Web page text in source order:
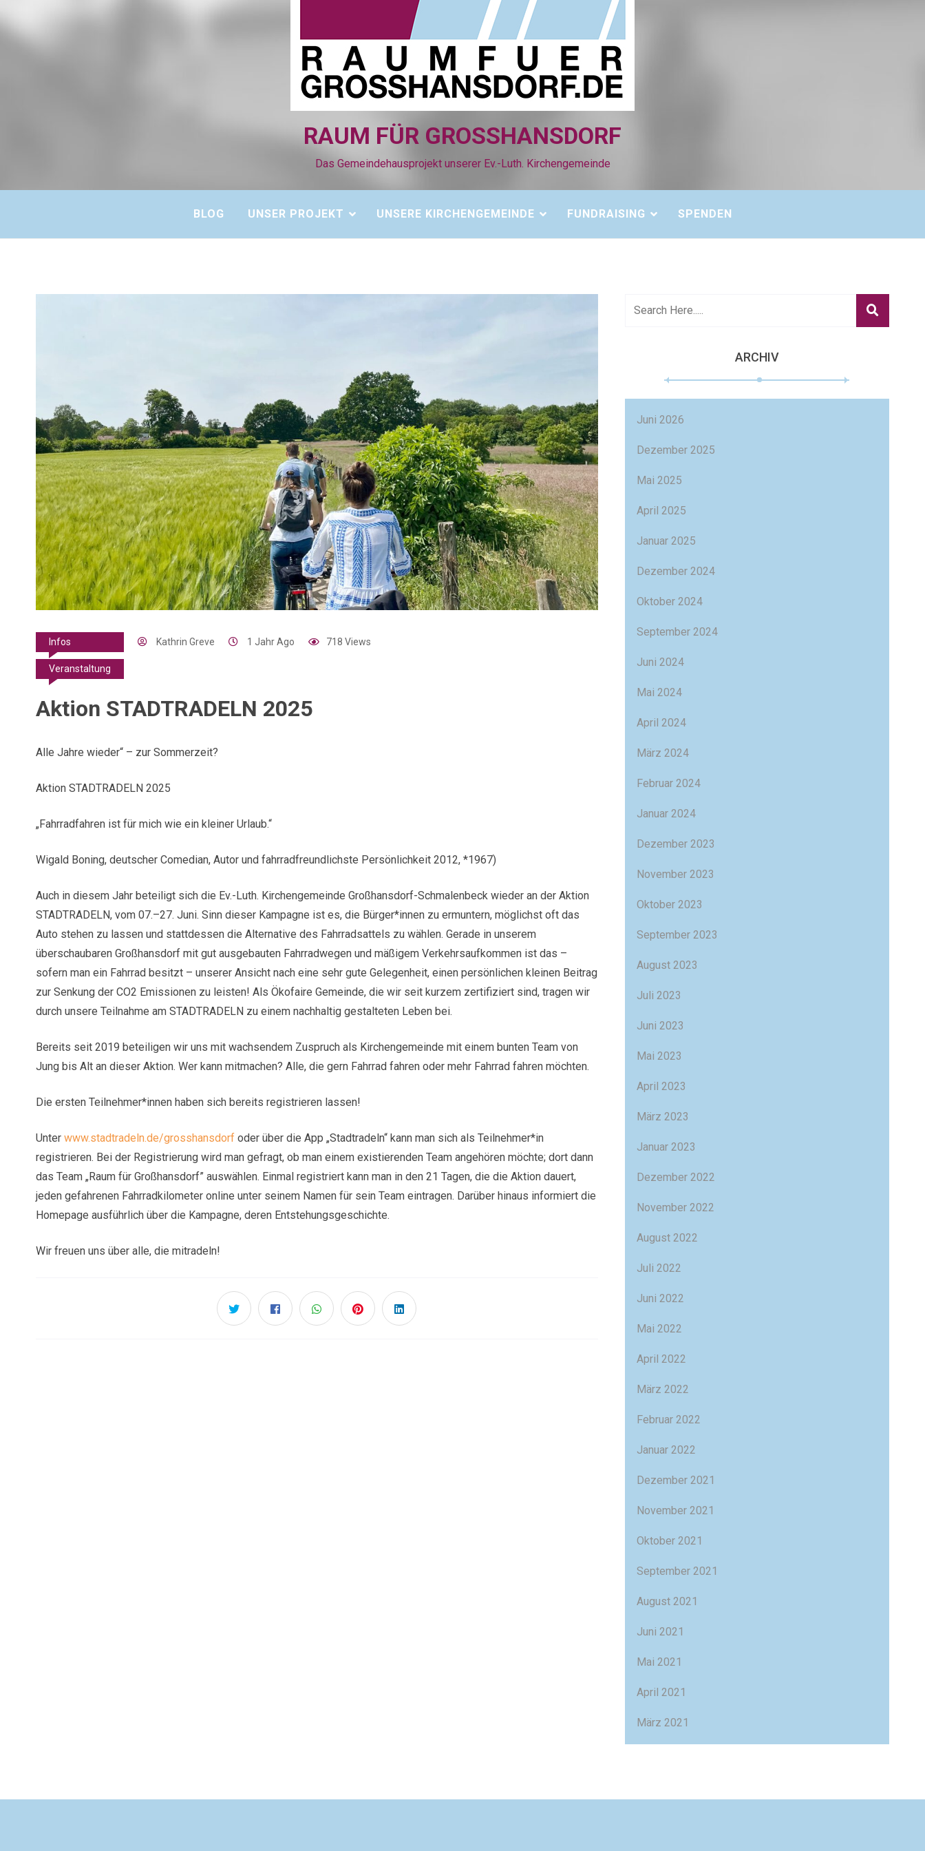
RAUM FÜR GROSSHANSDORF
Das Gemeindehausprojekt unserer Ev.-Luth. Kirchengemeinde
BLOG UNSER PROJEKT UNSERE KIRCHENGEMEINDE FUNDRAISING SPENDEN
Infos
Veranstaltung
Kathrin Greve 1 Jahr Ago 718 Views
Aktion STADTRADELN 2025
Alle Jahre wieder“ – zur Sommerzeit?
Aktion STADTRADELN 2025
„Fahrradfahren ist für mich wie ein kleiner Urlaub.“
Wigald Boning, deutscher Comedian, Autor und fahrradfreundlichste Persönlichkeit 2012, *1967)
Auch in diesem Jahr beteiligt sich die Ev.-Luth. Kirchengemeinde Großhansdorf-Schmalenbeck wieder an der Aktion
STADTRADELN, vom 07.–27. Juni. Sinn dieser Kampagne ist es, die Bürger*innen zu ermuntern, möglichst oft das
Auto stehen zu lassen und stattdessen die Alternative des Fahrradsattels zu wählen. Gerade in unserem
überschaubaren Großhansdorf mit gut ausgebauten Fahrradwegen und mäßigem Verkehrsaufkommen ist das –
sofern man ein Fahrrad besitzt – unserer Ansicht nach eine sehr gute Gelegenheit, einen persönlichen kleinen Beitrag
zur Senkung der CO2 Emissionen zu leisten! Als Ökofaire Gemeinde, die wir seit kurzem zertifiziert sind, tragen wir
durch unsere Teilnahme am STADTRADELN zu einem nachhaltig gestalteten Leben bei.
Bereits seit 2019 beteiligen wir uns mit wachsendem Zuspruch als Kirchengemeinde mit einem bunten Team von
Jung bis Alt an dieser Aktion. Wer kann mitmachen? Alle, die gern Fahrrad fahren oder mehr Fahrrad fahren möchten.
Die ersten Teilnehmer*innen haben sich bereits registrieren lassen!
Unter www.stadtradeln.de/grosshansdorf oder über die App „Stadtradeln“ kann man sich als Teilnehmer*in
registrieren. Bei der Registrierung wird man gefragt, ob man einem existierenden Team angehören möchte; dort dann
das Team „Raum für Großhansdorf” auswählen. Einmal registriert kann man in den 21 Tagen, die die Aktion dauert,
jeden gefahrenen Fahrradkilometer online unter seinem Namen für sein Team eintragen. Darüber hinaus informiert die
Homepage ausführlich über die Kampagne, deren Entstehungsgeschichte.
Wir freuen uns über alle, die mitradeln!
ARCHIV
Juni 2026
Dezember 2025
Mai 2025
April 2025
Januar 2025
Dezember 2024
Oktober 2024
September 2024
Juni 2024
Mai 2024
April 2024
März 2024
Februar 2024
Januar 2024
Dezember 2023
November 2023
Oktober 2023
September 2023
August 2023
Juli 2023
Juni 2023
Mai 2023
April 2023
März 2023
Januar 2023
Dezember 2022
November 2022
August 2022
Juli 2022
Juni 2022
Mai 2022
April 2022
März 2022
Februar 2022
Januar 2022
Dezember 2021
November 2021
Oktober 2021
September 2021
August 2021
Juni 2021
Mai 2021
April 2021
März 2021